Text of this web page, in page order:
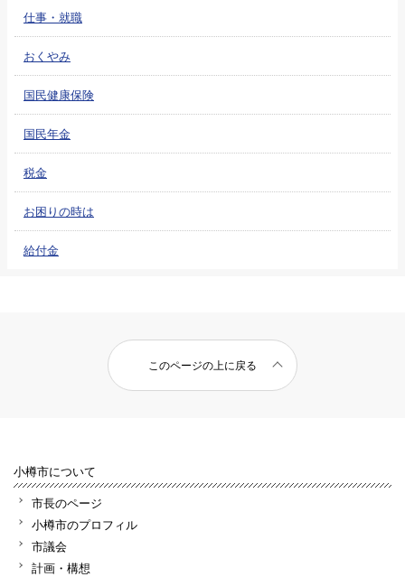
仕事・就職
おくやみ
国民健康保険
国民年金
税金
お困りの時は
給付金
このページの上に戻る
小樽市について
市長のページ
小樽市のプロフィル
市議会
計画・構想